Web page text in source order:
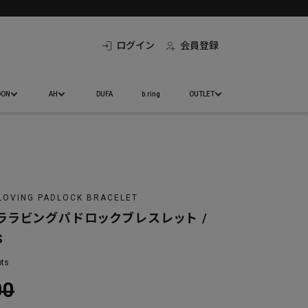
ログイン 会員登録
AH DUFA b.ring OUTLET
PADLOCK BRACELET
ラビングパドロックブレスレット /